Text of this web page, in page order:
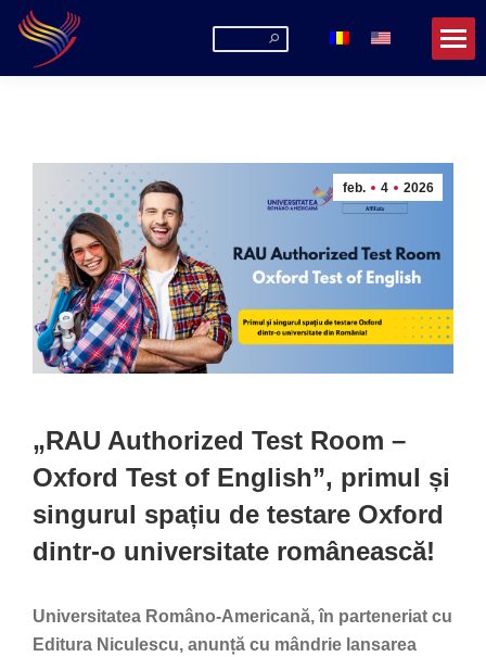
Search:
feb. 4 2026
„RAU Authorized Test Room –
Oxford Test of English”, primul și
singurul spațiu de testare Oxford
dintr-o universitate românească!
Universitatea Româno-Americană, în parteneriat cu
Editura Niculescu, anunță cu mândrie lansarea